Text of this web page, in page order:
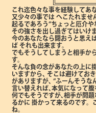
これ迄色々な事を経験してあ
又少々の事では へこたれませ
起るであろう“ちょっと厄介や
その強さを出し過ぎてはいけ
今のあなたなら闘おうと思え
ば それも出来ます。
でもそうしてしまうと相手か
す。
そんな負の念があなたの上に
いますから､ そこは避けてお
がありますが､ “ふーんそうな
言い替えれば､本気になって腹
何でもそうですが､相手が問
るかに 掛かって来るのです。
ね。